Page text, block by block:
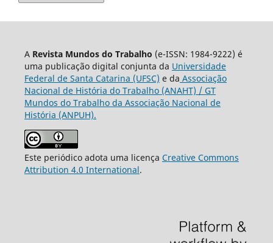
A Revista Mundos do Trabalho (e-ISSN: 1984-9222) é
uma publicação digital conjunta da Universidade
Federal de Santa Catarina (UFSC) e da Associação
Nacional de História do Trabalho (ANAHT) / GT
Mundos do Trabalho da Associação Nacional de
História (ANPUH).
Este periódico adota uma licença Creative Commons
Attribution 4.0 International.